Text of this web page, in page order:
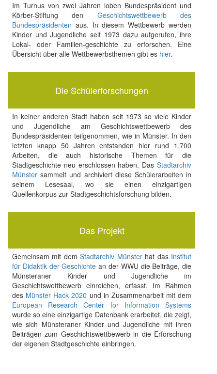
Im Turnus von zwei Jahren loben Bundespräsident und
Körber-Stiftung den Geschichtswettbewerb des
Bundespräsidenten aus. In diesem Wettbewerb werden
Kinder und Jugendliche seit 1973 dazu aufgerufen, ihre
Lokal- oder Familien-geschichte zu erforschen. Eine
Übersicht über alle Wettbewerbsthemen gibt es hier.
Die Schülerforschungen
In keiner anderen Stadt haben seit 1973 so viele Kinder
und Jugendliche am Geschichtswettbewerb des
Bundespräsidenten teilgenommen, wie in Münster. In den
letzten knapp 50 Jahren entstanden hier rund 1.700
Arbeiten, die auch historische Themen für die
Stadtgeschichte neu erschlossen haben. DasStadtarchiv
Münstersammelt und archiviert diese Schülerarbeiten in
seinem Lesesaal, wo sie einen einzigartigen
Quellenkorpus zur Stadtgeschichtsforschung bilden.
Das Projekt
Gemeinsam mit demStadtarchiv Münsterhat das Institut
für Didaktik der Geschichte an der WWU die Beiträge, die
Münsteraner Kinder und Jugendliche im
Geschichtswettbewerb einreichen, erfasst. Im Rahmen
des Münster Hack 2020 und in Zusammenarbeit mit dem
European Research Center for Information Systems
wurde so eine einzigartige Datenbank erarbeitet, die zeigt,
wie sich Münsteraner Kinder und Jugendliche mit ihren
Beiträgen zum Geschichtswettbewerb in die Erforschung
der eigenen Stadtgeschichte einbringen.